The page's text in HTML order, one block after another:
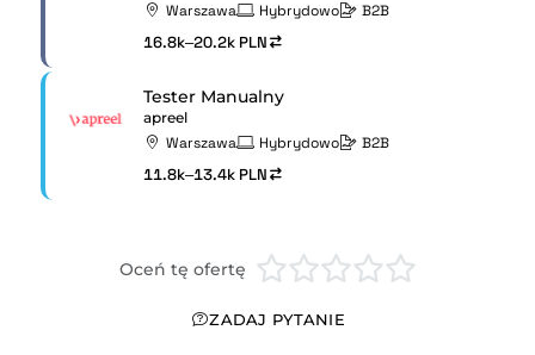
Warszawa Hybrydowo B2B
16.8k–20.2k PLN
Tester Manualny
apreel
Warszawa Hybrydowo B2B
11.8k–13.4k PLN
Oceń tę ofertę
ZADAJ PYTANIE